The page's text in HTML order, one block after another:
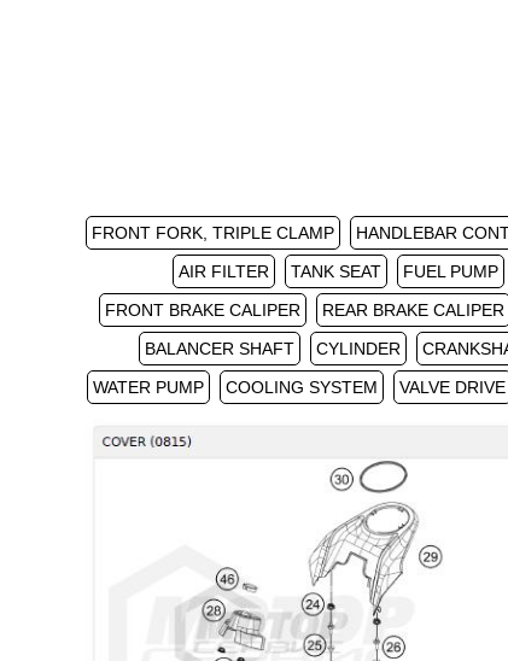
FRONT FORK, TRIPLE CLAMP HANDLEBAR
AIR FILTER
TANK SEAT FUEL PUMP
FRONT BRAKE CALIPER
REAR BRAKE CALIPER
BALANCER SHAFT
CYLINDER
WATER PUMP
COOLING SYSTEM VALVE DRIVE